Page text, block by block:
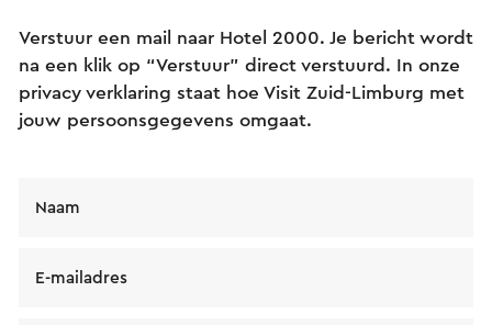
Verstuur een mail naar Hotel 2000. Je bericht wordt
na een klik op “Verstuur” direct verstuurd. In onze
privacy verklaring staat hoe Visit Zuid-Limburg met
jouw persoonsgegevens omgaat.
Naam
E-mailadres